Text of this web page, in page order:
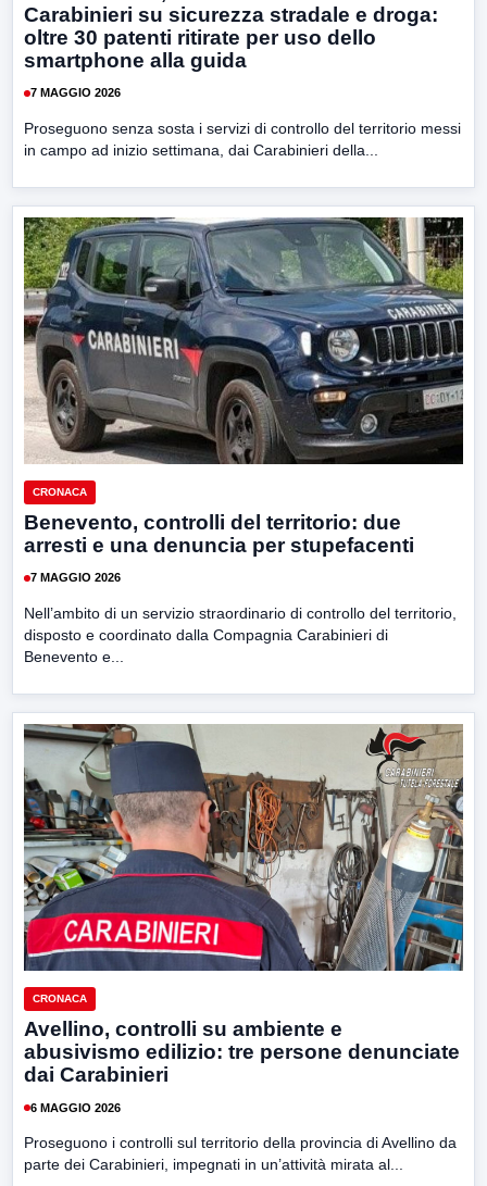
Carabinieri su sicurezza stradale e droga:
oltre 30 patenti ritirate per uso dello
smartphone alla guida
7 MAGGIO 2026
Proseguono senza sosta i servizi di controllo del territorio messi
in campo ad inizio settimana, dai Carabinieri della...
CRONACA
Benevento, controlli del territorio: due
arresti e una denuncia per stupefacenti
7 MAGGIO 2026
Nell’ambito di un servizio straordinario di controllo del territorio,
disposto e coordinato dalla Compagnia Carabinieri di
Benevento e...
CRONACA
Avellino, controlli su ambiente e
abusivismo edilizio: tre persone denunciate
dai Carabinieri
6 MAGGIO 2026
Proseguono i controlli sul territorio della provincia di Avellino da
parte dei Carabinieri, impegnati in un’attività mirata al...